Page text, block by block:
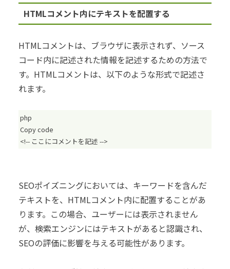
HTMLコメント内にテキストを配置する
HTMLコメントは、ブラウザに表示されず、ソース
コード内に記述された情報を記述するための方法で
す。HTMLコメントは、以下のような形式で記述さ
れます。
php
Copy code
<!-- ここにコメントを記述 -->
SEOポイズニングにおいては、キーワードを含んだ
テキストを、HTMLコメント内に配置することがあ
ります。この場合、ユーザーには表示されません
が、検索エンジンにはテキストがあると認識され、
SEOの評価に影響を与える可能性があります。